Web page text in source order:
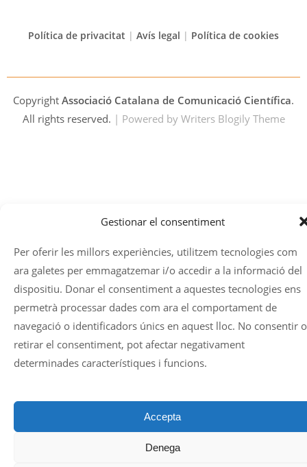
Gestionar el consentiment
Per oferir les millors experiències, utilitzem tecnologies com
ara galetes per emmagatzemar i/o accedir a la informació del
dispositiu. Donar el consentiment a aquestes tecnologies ens
permetrà processar dades com ara el comportament de
navegació o identificadors únics en aquest lloc. No consentir o
retirar el consentiment, pot afectar negativament
determinades característiques i funcions.
Accepta
Denega
Política de privacitat | Avís legal | Política de cookies
Copyright Associació Catalana de Comunicació Científica.
All rights reserved. | Powered by Writers Blogily Theme